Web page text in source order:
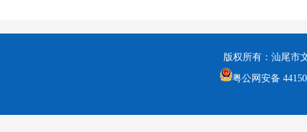
版权所有：汕尾市
粤公网安备